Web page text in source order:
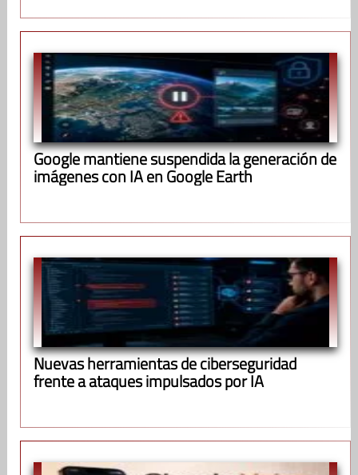
Google mantiene suspendida la generación de
imágenes con IA en Google Earth
Nuevas herramientas de ciberseguridad
frente a ataques impulsados por IA